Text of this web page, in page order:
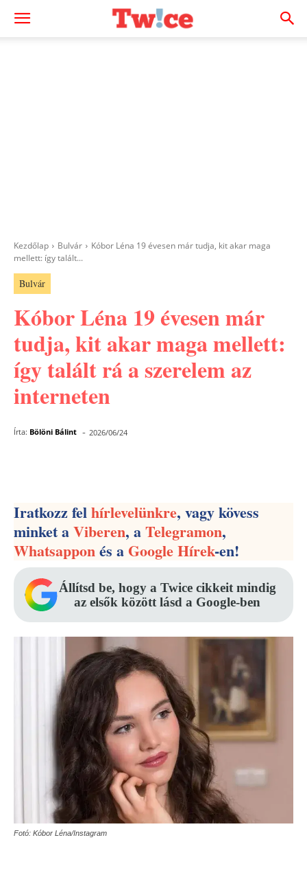
Kezdőlap Bulvár
Kóbor Léna 19 évesen már tudja, kit akar maga
mellett: így talált...
Bulvár
Kóbor Léna 19 évesen már
tudja, kit akar maga mellett:
így talált rá a szerelem az
interneten
Írta: Bölöni Bálint - 2026/06/24
Iratkozz felhírlevelünkre, vagy kövess
minket aViberen, aTelegramon,
Whatsapponés aGoogle Hírek-en!
Állítsd be, hogy a Twice cikkeit mindig
az elsők között lásd a Google-ben
Fotó: Kóbor Léna/Instagram